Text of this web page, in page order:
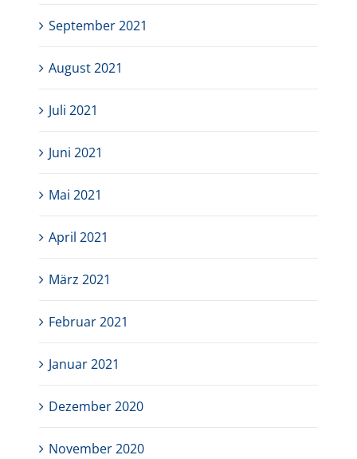
September 2021
August 2021
Juli 2021
Juni 2021
Mai 2021
April 2021
März 2021
Februar 2021
Januar 2021
Dezember 2020
November 2020